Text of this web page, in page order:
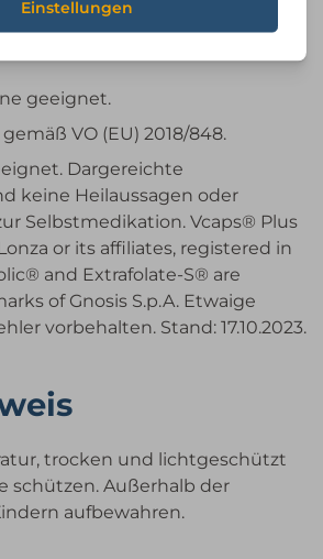
geeignet.
VO (EU) 2018/848.
Dargereichte
keine Heilaussagen oder
Selbstmedikation. Vcaps® Plus
or its affiliates, registered in
and Extrafolate-S® are
of Gnosis S.p.A. Etwaige
vorbehalten. Stand: 17.10.2023.
trocken und lichtgeschützt
schützen. Außerhalb der
aufbewahren.